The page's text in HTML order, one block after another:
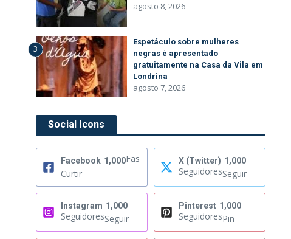
agosto 8, 2026
3
Espetáculo sobre mulheres
negras é apresentado
gratuitamente na Casa da Vila em
Londrina
agosto 7, 2026
Social Icons
Facebook 1,000Fãs
Curtir
X (Twitter) 1,000
SeguidoresSeguir
Instagram 1,000
SeguidoresSeguir
Pinterest 1,000
SeguidoresPin